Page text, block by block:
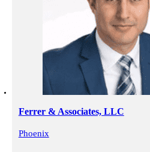
Ferrer & Associates, LLC
Phoenix